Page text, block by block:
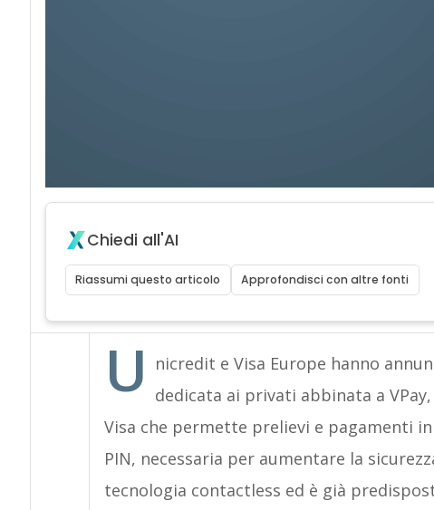
Chiedi all'AI
Riassumi questo articolo Approfondisci con altre fonti
U
nicredit e Visa Europe hanno
dedicata ai privati abbinata a
Visa che permette prelievi e pagamenti
PIN, necessaria per aumentare la
tecnologia contactless ed è già